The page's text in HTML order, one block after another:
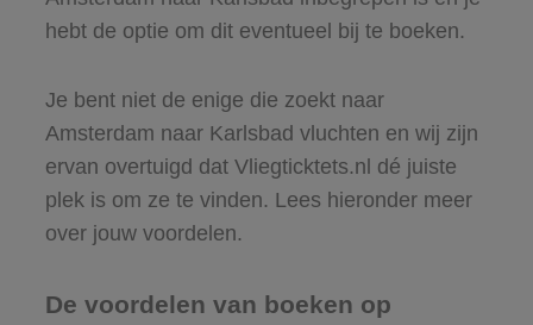
hebt de optie om dit eventueel bij te boeken.
Je bent niet de enige die zoekt naar
Amsterdam naar Karlsbad vluchten en wij zijn
ervan overtuigd dat Vliegticktets.nl dé juiste
plek is om ze te vinden. Lees hieronder meer
over jouw voordelen.
De voordelen van boeken op